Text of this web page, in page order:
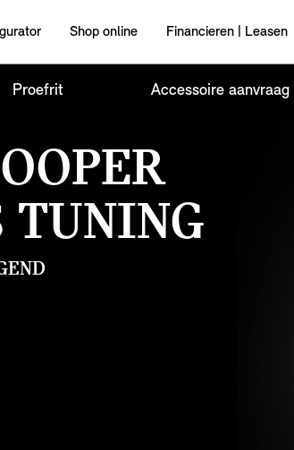
Shop online Financieren | Leasen
Proefrit Accessoire aanvraag
TUNING